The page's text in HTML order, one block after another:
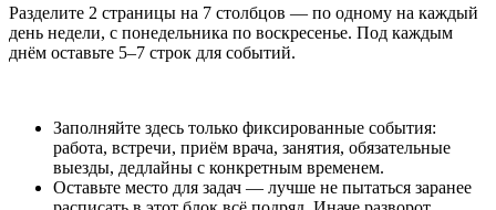
Разделите 2 страницы на 7 столбцов — по одному на каждый
день недели, с понедельника по воскресенье. Под каждым
днём оставьте 5–7 строк для событий.
Заполняйте здесь только фиксированные события:
работа, встречи, приём врача, занятия, обязательные
выезды, дедлайны с конкретным временем.
Оставьте место для задач — лучше не пытаться заранее